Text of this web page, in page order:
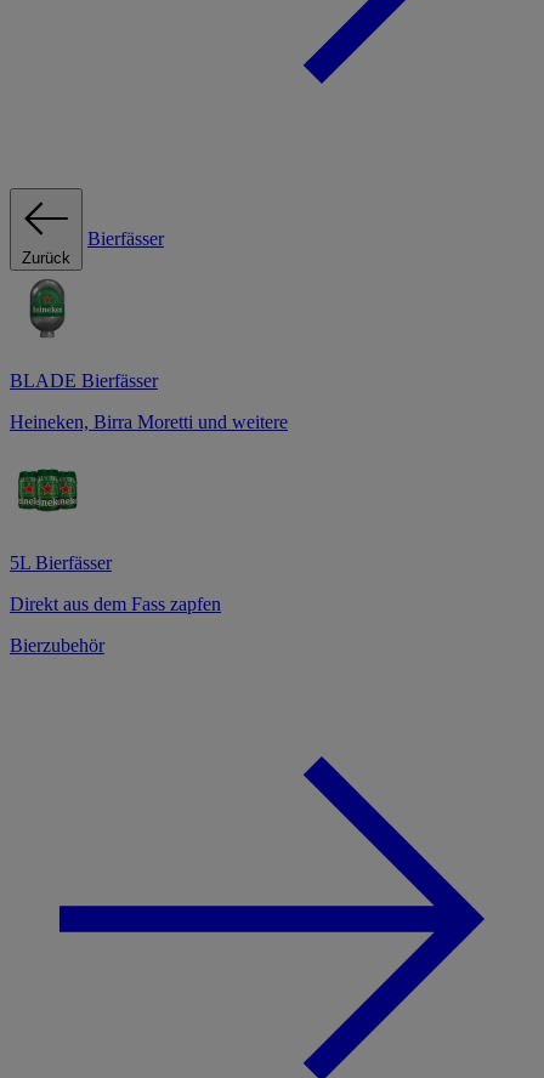
Zurück
Bierfässer
BLADE Bierfässer
Heineken, Birra Moretti und weitere
5L Bierfässer
Direkt aus dem Fass zapfen
Bierzubehör